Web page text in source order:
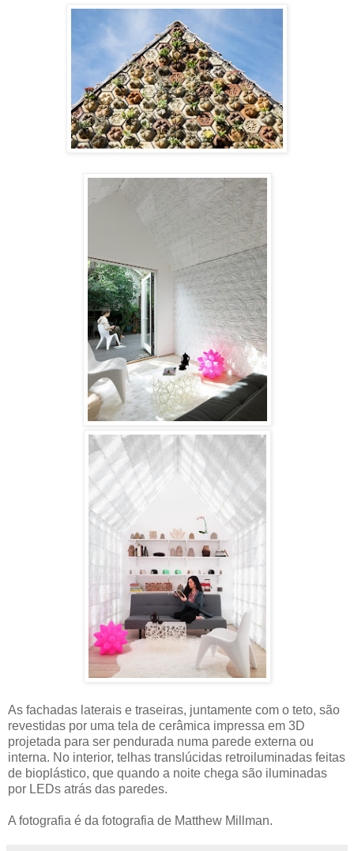
As fachadas laterais e traseiras, juntamente com o teto, são
revestidas por uma tela de cerâmica impressa em 3D
projetada para ser pendurada numa parede externa ou
interna. No interior, telhas translúcidas retroiluminadas feitas
de bioplástico, que quando a noite chega são iluminadas
por LEDs atrás das paredes.
A fotografia é da fotografia de Matthew Millman.